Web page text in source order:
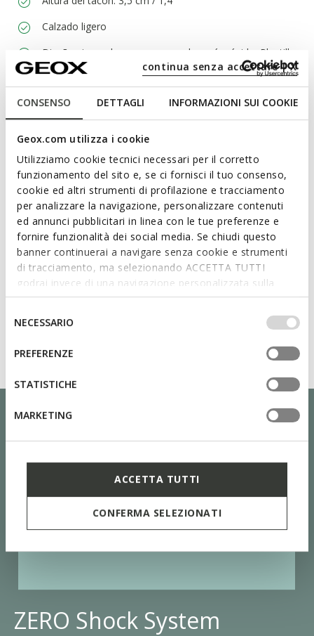
CONSENSO DETTAGLI INFORMAZIONI SUI COOKIE
Geox.com utilizza i cookie
Utilizziamo cookie tecnici necessari per il corretto
funzionamento del sito e, se ci fornisci il tuo consenso,
cookie ed altri strumenti di profilazione e tracciamento
per analizzare la navigazione, personalizzare contenuti
ed annunci pubblicitari in linea con le tue preferenze e
fornire funzionalità dei social media. Se chiudi questo
banner continuerai a navigare senza cookie e strumenti
di tracciamento, ma selezionando ACCETTA TUTTI
godrai invece di una navigazione personalizzata sulla
base dei tuoi gusti ed interessi. Selezionando
IMPOSTAZIONI potrai anche scegliere quali cookies ed
altri strumenti di tracciamento autorizzare. Per maggiori
informazioni o per modificare in qualsiasi momento le
tue impostazioni, visita la nostra
del
consenso
NECESSARIO
PREFERENZE
STATISTICHE
MARKETING
ACCETTA TUTTI
CONFERMA SELEZIONATI
continua senza accettare | X
Calzado ligero
Diseño sin cordones, para un calce más rápido; Plantilla
desmontable
Materiales
Tecnología
ZERO Shock System